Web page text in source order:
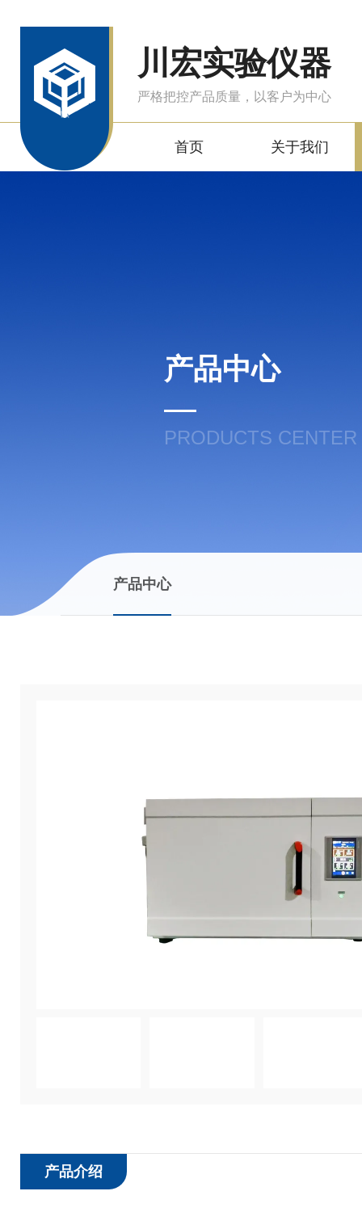
川宏实验仪器
严格把控产品质量，以客户为中心
首页 关于我们
产品中心
PRODUCTS CENTER
产品中心
产品介绍